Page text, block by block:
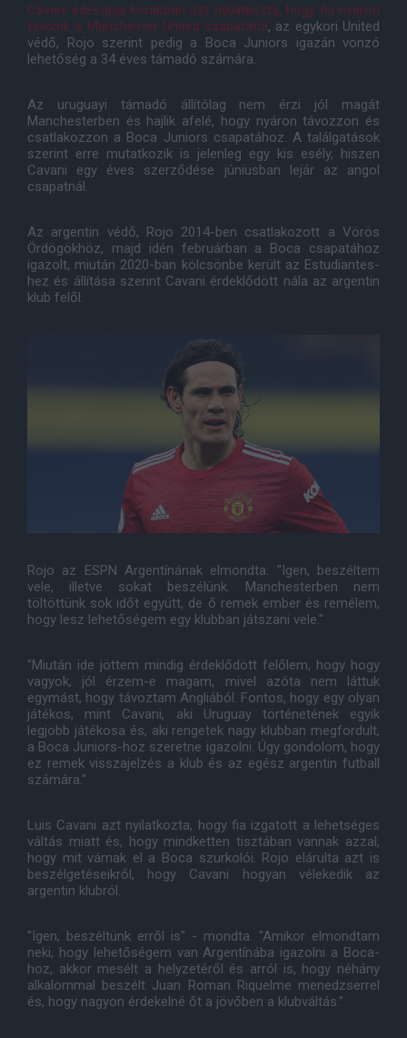
Cavani édesapja korábban azt nyilatkozta, hogy fia nyáron
távozik a Manchester United csapatától, az egykori United
védő, Rojo szerint pedig a Boca Juniors igazán vonzó
lehetőség a 34 éves támadó számára.
Az uruguayi támadó állítólag nem érzi jól magát
Manchesterben és hajlik afelé, hogy nyáron távozzon és
csatlakozzon a Boca Juniors csapatához. A találgatások
szerint erre mutatkozik is jelenleg egy kis esély, hiszen
Cavani egy éves szerződése júniusban lejár az angol
csapatnál.
Az argentin védő, Rojo 2014-ben csatlakozott a Vörös
Ördögökhöz, majd idén februárban a Boca csapatához
igazolt, miután 2020-ban kölcsönbe került az Estudiantes-
hez és állítása szerint Cavani érdeklődött nála az argentin
klub felől.
Rojo az ESPN Argentínának elmondta: "Igen, beszéltem
vele, illetve sokat beszélünk. Manchesterben nem
töltöttünk sok időt együtt, de ő remek ember és remélem,
hogy lesz lehetőségem egy klubban játszani vele."
"Miután ide jöttem mindig érdeklődött felőlem, hogy hogy
vagyok, jól érzem-e magam, mivel azóta nem láttuk
egymást, hogy távoztam Angliából. Fontos, hogy egy olyan
játékos, mint Cavani, aki Uruguay történetének egyik
legjobb játékosa és, aki rengetek nagy klubban megfordult,
a Boca Juniors-hoz szeretne igazolni. Úgy gondolom, hogy
ez remek visszajelzés a klub és az egész argentin futball
számára."
Luis Cavani azt nyilatkozta, hogy fia izgatott a lehetséges
váltás miatt és, hogy mindketten tisztában vannak azzal,
hogy mit várnak el a Boca szurkolói. Rojo elárulta azt is
beszélgetéseikről, hogy Cavani hogyan vélekedik az
argentin klubról.
"Igen, beszéltünk erről is" - mondta. "Amikor elmondtam
neki, hogy lehetőségem van Argentínába igazolni a Boca-
hoz, akkor mesélt a helyzetéről és arról is, hogy néhány
alkalommal beszélt Juan Roman Riquelme menedzserrel
és, hogy nagyon érdekelné őt a jövőben a klubváltás."